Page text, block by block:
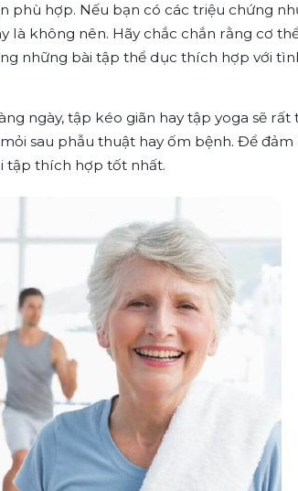
phù hợp. Nếu bạn có các triệu chứng
là không nên. Hãy chắc chắn rằng cơ
những bài tập thể dục thích hợp với
ngày, tập kéo giãn hay tập yoga sẽ rất
sau phẫu thuật hay ốm bệnh. Để đảm
tập thích hợp tốt nhất.